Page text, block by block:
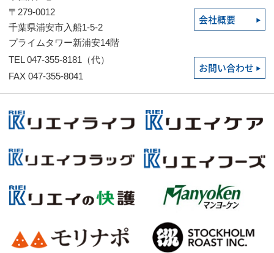
〒279-0012
千葉県浦安市入船1-5-2
プライムタワー新浦安14階
会社概要
TEL 047-355-8181（代）
FAX 047-355-8041
お問い合わせ